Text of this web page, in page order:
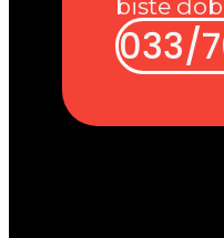
biste
033/